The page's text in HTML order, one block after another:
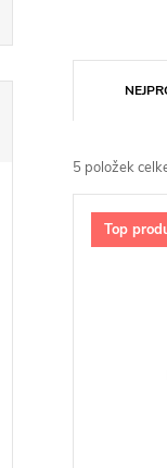
a
z
e
5 položek
VTop